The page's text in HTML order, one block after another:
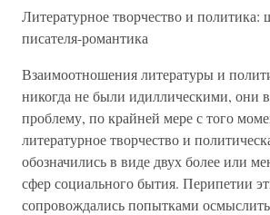
Литературное творчество и политика:
писателя-романтика
Взаимоотношения литературы и
никогда не были идиллическими, они
проблему, по крайней мере с того
литературное творчество и
обозначились в виде двух более или
сфер социального бытия. Перипетии
сопровождались попытками